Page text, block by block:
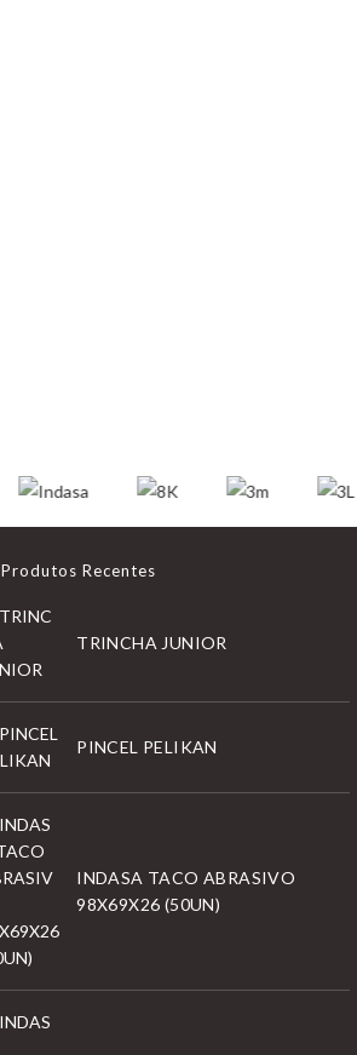
Produtos Recentes
TRINCHA JUNIOR
PINCEL PELIKAN
INDASA TACO ABRASIVO
98X69X26 (50UN)